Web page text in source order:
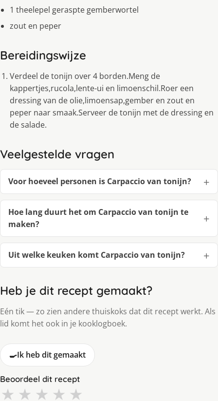
1 theelepel geraspte gemberwortel
zout en peper
Bereidingswijze
Verdeel de tonijn over 4 borden.Meng de
kappertjes,rucola,lente-ui en limoenschil.Roer een
dressing van de olie,limoensap,gember en zout en
peper naar smaak.Serveer de tonijn met de dressing en
de salade.
Veelgestelde vragen
Voor hoeveel personen is Carpaccio van tonijn?
Hoe lang duurt het om Carpaccio van tonijn te
maken?
Uit welke keuken komt Carpaccio van tonijn?
Heb je dit recept gemaakt?
Eén tik — zo zien andere thuiskoks dat dit recept werkt. Als
lid komt het ook in je kooklogboek.
🍳Ik heb dit gemaakt
Beoordeel dit recept
★ ★ ★ ★ ★